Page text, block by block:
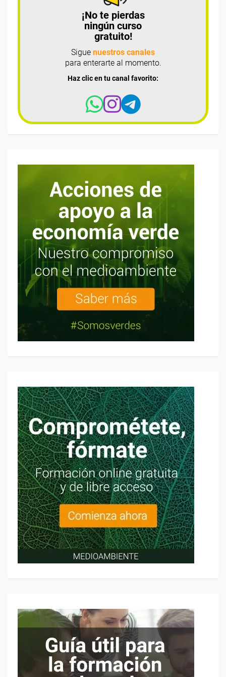
¡No te pierdas
ningún curso
gratuito!
Sigue nuestros canales
para enterarte al momento.
Haz clic en tu canal favorito: